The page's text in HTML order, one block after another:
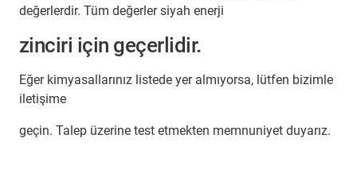
değerlerdir. Tüm değerler siyah enerji
zinciri için geçerlidir.
Eğer kimyasallarınız listede yer almıyorsa, lütfen bizimle
iletişime
geçin. Talep üzerine test etmekten memnuniyet duyarız.